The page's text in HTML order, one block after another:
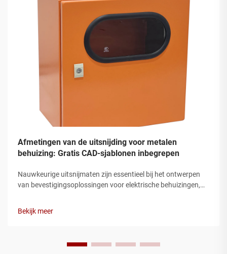
Afmetingen van de uitsnijding voor metalen
behuizing: Gratis CAD-sjablonen inbegrepen
Nauwkeurige uitsnijmaten zijn essentieel bij het ontwerpen
van bevestigingsoplossingen voor elektrische behuizingen,
technici komen vaak in aanraking met cha...
Bekijk meer